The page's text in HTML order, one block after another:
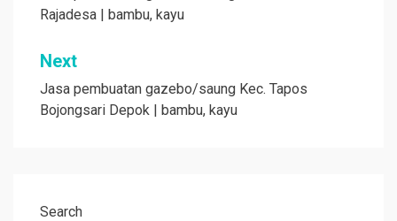
Rajadesa | bambu, kayu
Next
Jasa pembuatan gazebo/saung Kec. Tapos
Bojongsari Depok | bambu, kayu
Search